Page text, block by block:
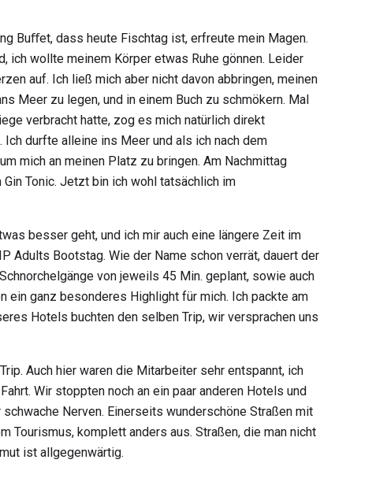
Buﬀet, dass heute Fischtag ist, erfreute mein Magen.
ich wollte meinem Körper etwas Ruhe gönnen. Leider
auf. Ich ließ mich aber nicht davon abbringen, meinen
Meer zu legen, und in einem Buch zu schmökern. Mal
verbracht hatte, zog es mich natürlich direkt
durfte alleine ins Meer und als ich nach dem
mich an meinen Platz zu bringen. Am Nachmittag
Tonic. Jetzt bin ich wohl tatsächlich im
besser geht, und ich mir auch eine längere Zeit im
Adults Bootstag. Wie der Name schon verrät, dauert der
von jeweils 45 Min. geplant, sowie auch
ein ganz besonderes Highlight für mich. Ich packte am
Hotels buchten den selben Trip, wir versprachen uns
Auch hier waren die Mitarbeiter sehr entspannt, ich
Wir stoppten noch an ein paar anderen Hotels und
Nerven. Einerseits wunderschöne Straßen mit
Tourismus, komplett anders aus. Straßen, die man nicht
ist allgegenwärtig.